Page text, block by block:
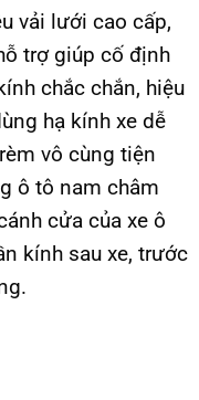
vải lưới cao cấp,
trợ giúp cố định
chắc chắn, hiệu
hạ kính xe dễ
vô cùng tiện
ô tô nam châm
cửa của xe ô
kính sau xe, trước